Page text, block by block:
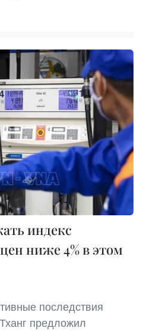
индекс
ниже 4% в этом
последствия
предложил